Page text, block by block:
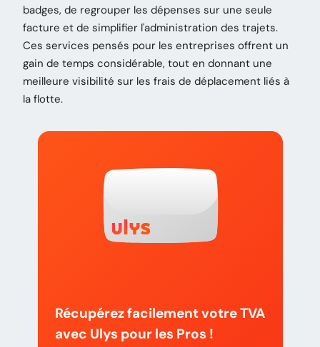
badges, de regrouper les dépenses sur une seule
facture et de simplifier l'administration des trajets.
Ces services pensés pour les entreprises offrent un
gain de temps considérable, tout en donnant une
meilleure visibilité sur les frais de déplacement liés à
la flotte.
Récupérez facilement votre TVA
avec Ulys pour les Pros !